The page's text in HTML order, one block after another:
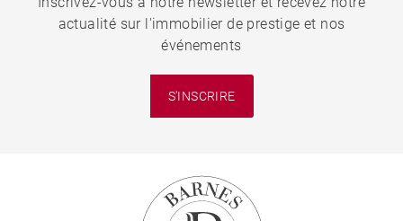
actualité sur l'immobilier de prestige et nos
événements
S'INSCRIRE